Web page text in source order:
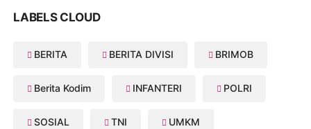
LABELS CLOUD
BERITA BERITA DIVISI BRIMOB
Berita Kodim INFANTERI POLRI
SOSIAL TNI UMKM